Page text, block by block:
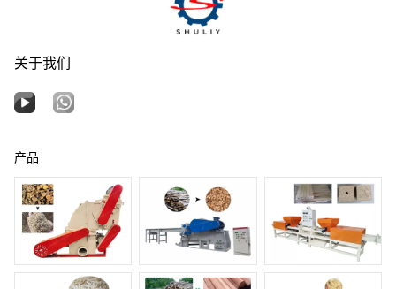
关于我们
产品